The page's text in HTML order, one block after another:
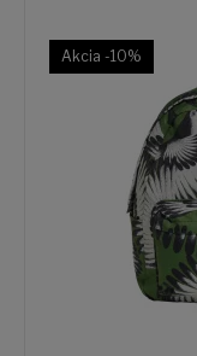
Akcia -10%